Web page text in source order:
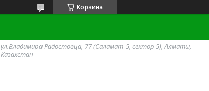
Корзина
ул.Владимира Радостовца, 77 (Саламат-5, сектор 5), Алматы,
Казахстан